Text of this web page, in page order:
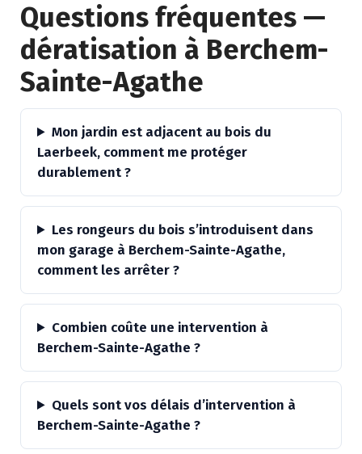
Questions fréquentes —
dératisation à Berchem-
Sainte-Agathe
Mon jardin est adjacent au bois du
Laerbeek, comment me protéger
durablement ?
Les rongeurs du bois s’introduisent dans
mon garage à Berchem-Sainte-Agathe,
comment les arrêter ?
Combien coûte une intervention à
Berchem-Sainte-Agathe ?
Quels sont vos délais d’intervention à
Berchem-Sainte-Agathe ?